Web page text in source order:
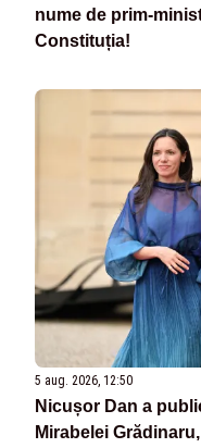
nume de prim-
Constituția!
5 aug. 2026, 12:50
Nicușor Dan a
Mirabelei